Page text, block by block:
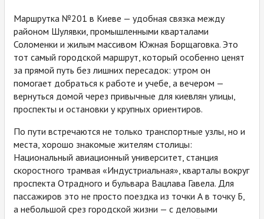
Маршрутка №201 в Киеве — удобная связка между
районом Шулявки, промышленными кварталами
Соломенки и жилым массивом Южная Борщаговка. Это
тот самый городской маршрут, который особенно ценят
за прямой путь без лишних пересадок: утром он
помогает добраться к работе и учебе, а вечером —
вернуться домой через привычные для киевлян улицы,
проспекты и остановки у крупных ориентиров.
По пути встречаются не только транспортные узлы, но и
места, хорошо знакомые жителям столицы:
Национальный авиационный университет, станция
скоростного трамвая «Индустриальная», кварталы вокруг
проспекта Отрадного и бульвара Вацлава Гавела. Для
пассажиров это не просто поездка из точки А в точку Б,
а небольшой срез городской жизни — с деловыми